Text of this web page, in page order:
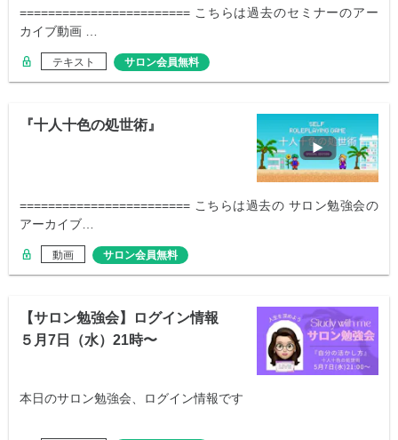
======================== こちらは過去のセミナーのアー
カイブ動画 …
テキスト サロン会員無料
『十人十色の処世術』
======================== こちらは過去の サロン勉強会の
アーカイブ…
動画 サロン会員無料
【サロン勉強会】ログイン情報
５月7日（水）21時〜
本日のサロン勉強会、ログイン情報です